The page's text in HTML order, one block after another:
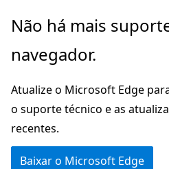
Pular
o
principal
Não há mais
navegador.
Atualize o Microsoft Edge
o suporte técnico e as
recentes.
Baixar o Microsoft Edge